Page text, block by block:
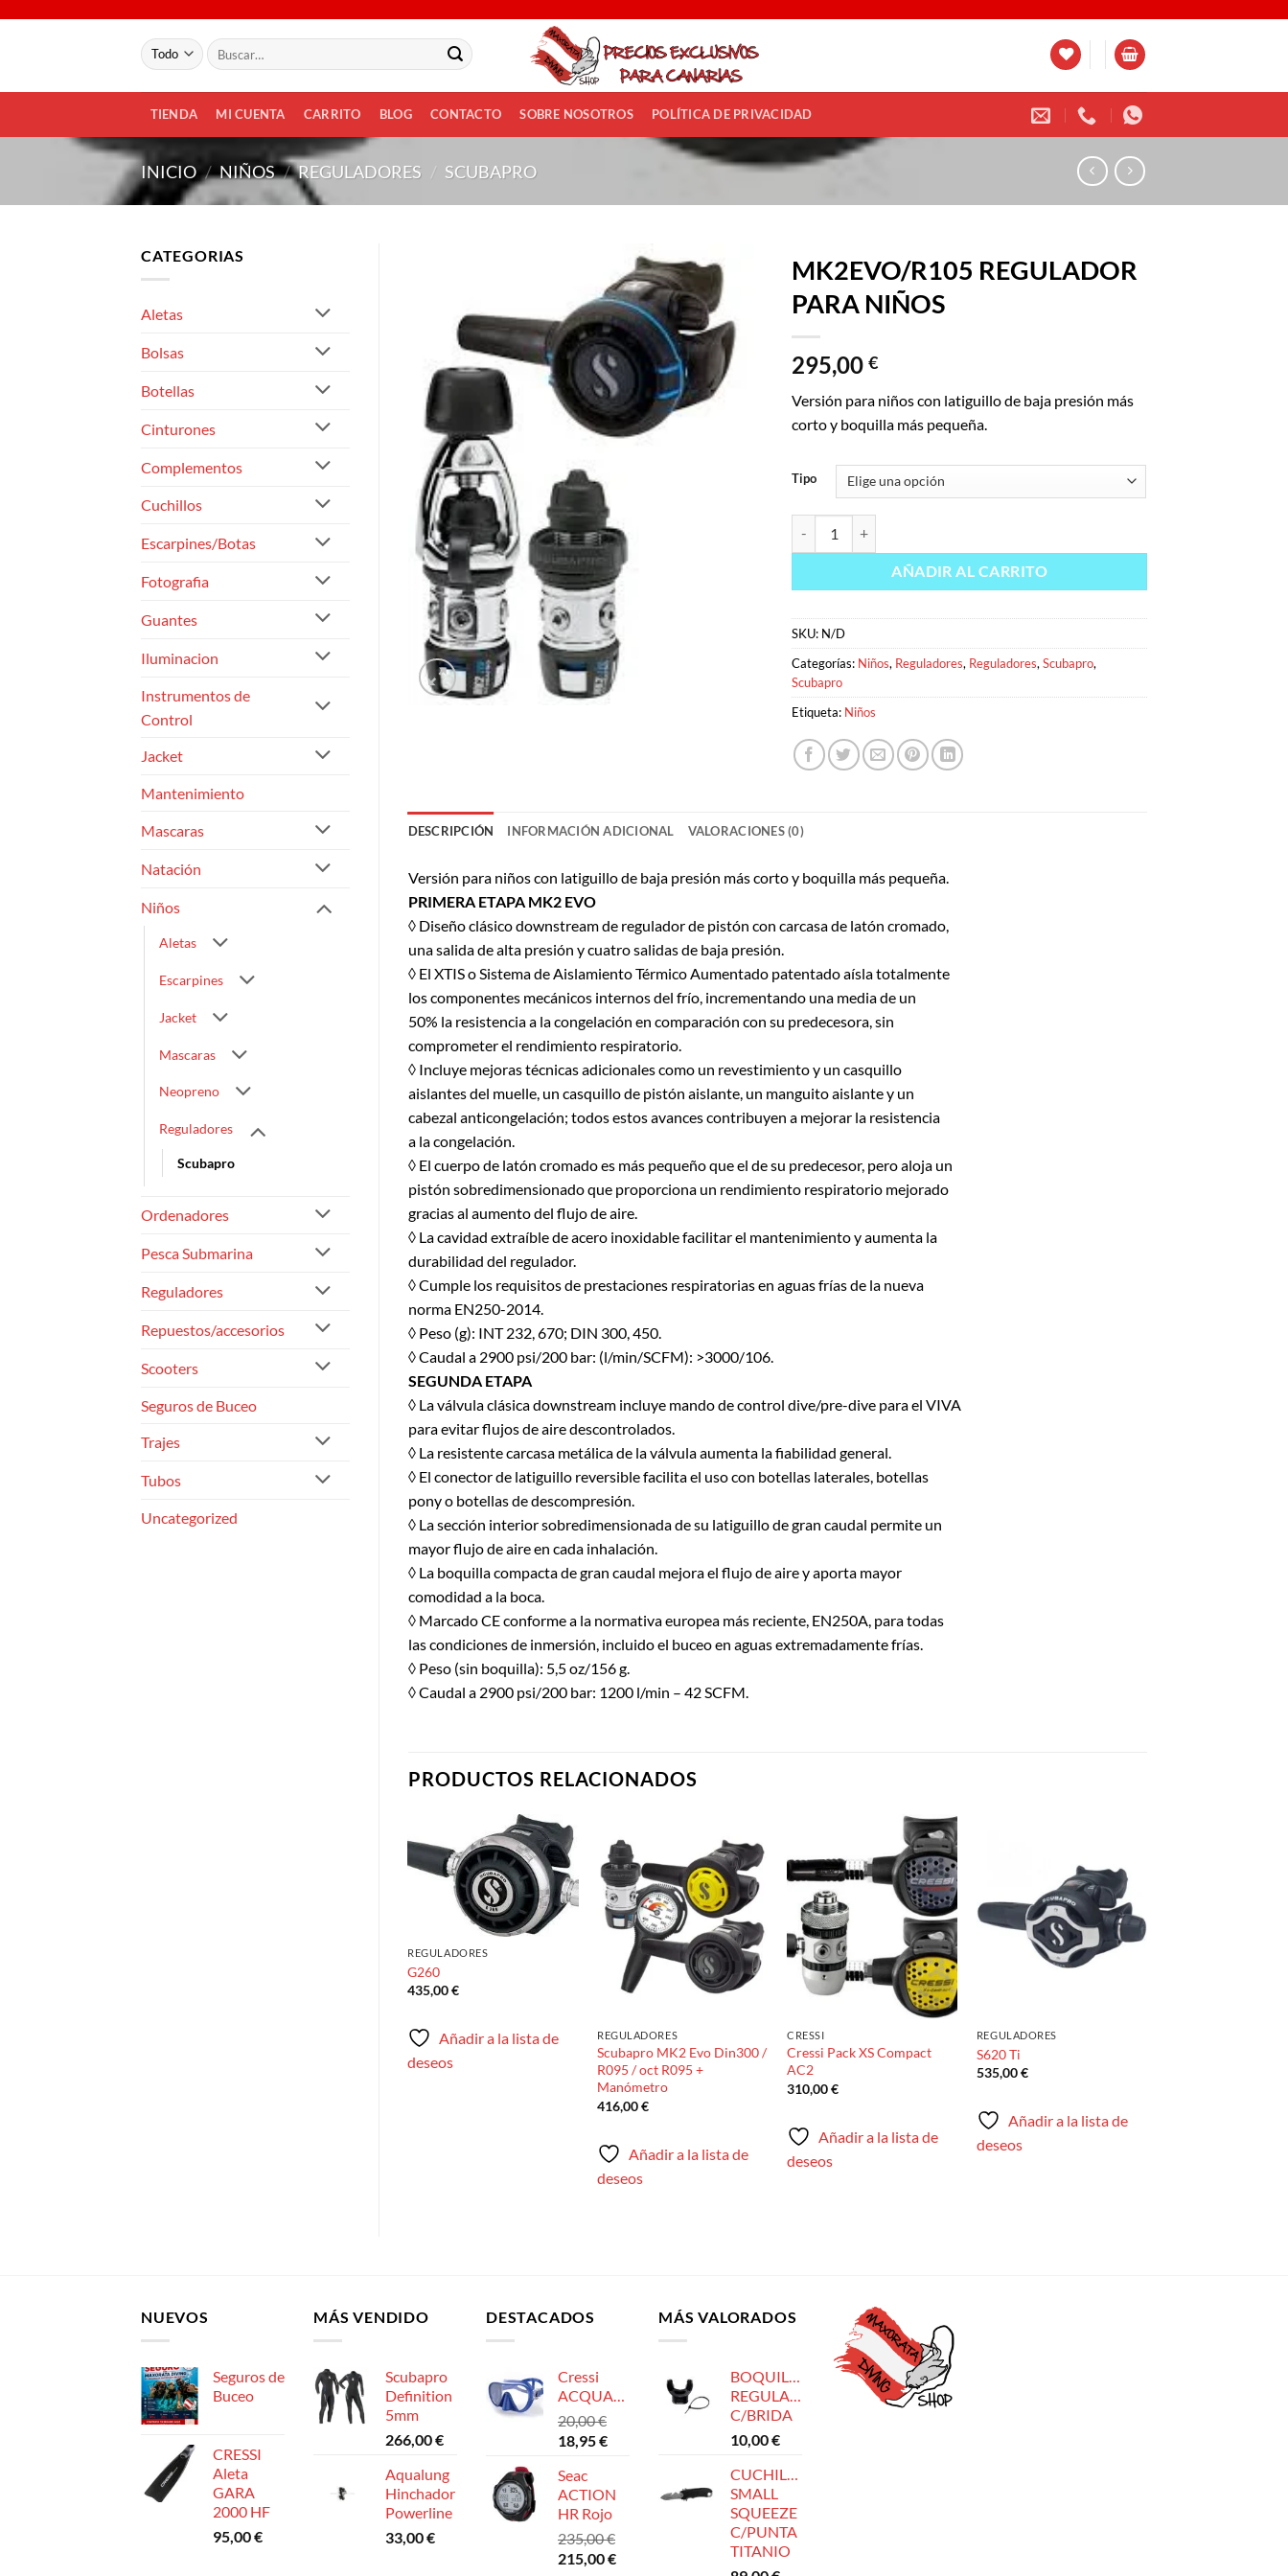
Buscar
por:
TIENDA MI CUENTA CARRITO BLOG CONTACTO SOBRE NOSOTROS POLÍTICA DE PRIVACIDAD
INICIO / NIÑOS / REGULADORES / SCUBAPRO
CATEGORIAS
Aletas
Bolsas
Botellas
Cinturones
Complementos
Cuchillos
Escarpines/Botas
Fotografia
Guantes
Iluminacion
Instrumentos de
Control
Jacket
Mantenimiento
Mascaras
Natación
Niños
Aletas
Escarpines
Jacket
Mascaras
Neopreno
Reguladores
Scubapro
Ordenadores
Pesca Submarina
Reguladores
Repuestos/accesorios
Scooters
Seguros de Buceo
Trajes
Tubos
Uncategorized
Añadir
a la
lista
de
deseos
MK2EVO/R105 REGULADOR
PARA NIÑOS
295,00€
Versión para niños con latiguillo de baja presión más
corto y boquilla más pequeña.
Tipo
AÑADIR AL CARRITO
SKU: N/D
Categorías: Niños, Reguladores, Reguladores,Scubapro,
Scubapro
Etiqueta: Niños
DESCRIPCIÓN INFORMACIÓN ADICIONAL VALORACIONES (0)
Versión para niños con latiguillo de baja presión más corto y boquilla más pequeña.
PRIMERA ETAPA MK2 EVO
◊ Diseño clásico downstream de regulador de pistón con carcasa de latón cromado,
una salida de alta presión y cuatro salidas de baja presión.
◊ El XTIS o Sistema de Aislamiento Térmico Aumentado patentado aísla totalmente
los componentes mecánicos internos del frío, incrementando una media de un
50% la resistencia a la congelación en comparación con su predecesora, sin
comprometer el rendimiento respiratorio.
◊ Incluye mejoras técnicas adicionales como un revestimiento y un casquillo
aislantes del muelle, un casquillo de pistón aislante, un manguito aislante y un
cabezal anticongelación; todos estos avances contribuyen a mejorar la resistencia
a la congelación.
◊ El cuerpo de latón cromado es más pequeño que el de su predecesor, pero aloja un
pistón sobredimensionado que proporciona un rendimiento respiratorio mejorado
gracias al aumento del flujo de aire.
◊ La cavidad extraíble de acero inoxidable facilitar el mantenimiento y aumenta la
durabilidad del regulador.
◊ Cumple los requisitos de prestaciones respiratorias en aguas frías de la nueva
norma EN250-2014.
◊ Peso (g): INT 232, 670; DIN 300, 450.
◊ Caudal a 2900 psi/200 bar: (l/min/SCFM): >3000/106.
SEGUNDA ETAPA
◊ La válvula clásica downstream incluye mando de control dive/pre-dive para el VIVA
para evitar flujos de aire descontrolados.
◊ La resistente carcasa metálica de la válvula aumenta la fiabilidad general.
◊ El conector de latiguillo reversible facilita el uso con botellas laterales, botellas
pony o botellas de descompresión.
◊ La sección interior sobredimensionada de su latiguillo de gran caudal permite un
mayor flujo de aire en cada inhalación.
◊ La boquilla compacta de gran caudal mejora el flujo de aire y aporta mayor
comodidad a la boca.
◊ Marcado CE conforme a la normativa europea más reciente, EN250A, para todas
las condiciones de inmersión, incluido el buceo en aguas extremadamente frías.
◊ Peso (sin boquilla): 5,5 oz/156 g.
◊ Caudal a 2900 psi/200 bar: 1200 l/min – 42 SCFM.
PRODUCTOS RELACIONADOS
Añadir
a la
lista de
deseos
REGULADORES
G260
435,00€
Añadir a la lista de
deseos
Añadir
a la
lista de
deseos
REGULADORES
Scubapro MK2 Evo Din300 /
R095 / oct R095 +
Manómetro
416,00€
Añadir a la lista de
deseos
Añadir
a la
lista de
deseos
CRESSI
Cressi Pack XS Compact
AC2
310,00€
Añadir a la lista de
deseos
Añadir
lista de
deseos
REGULADORES
S620 Ti
535,00€
Añadir a la lista de
deseos
NUEVOS
Seguros de
Buceo
CRESSI
Aleta
GARA
2000 HF
95,00€
MÁS VENDIDO
Scubapro
Definition
5mm
266,00€
Aqualung
Hinchador
Powerline
33,00€
DESTACADOS
Cressi
ACQUARELLA
20,00€
El
original
era:
20,00 €.
18,95€El
es:
18,95 €.
Seac
ACTION
HR Rojo
235,00€
El
215,00€El
MÁS VALORADOS
BOQUILLA
REGULADOR
C/BRIDA
10,00€
CUCHILLO
SMALL
SQUEEZE
C/PUNTA
TITANIO